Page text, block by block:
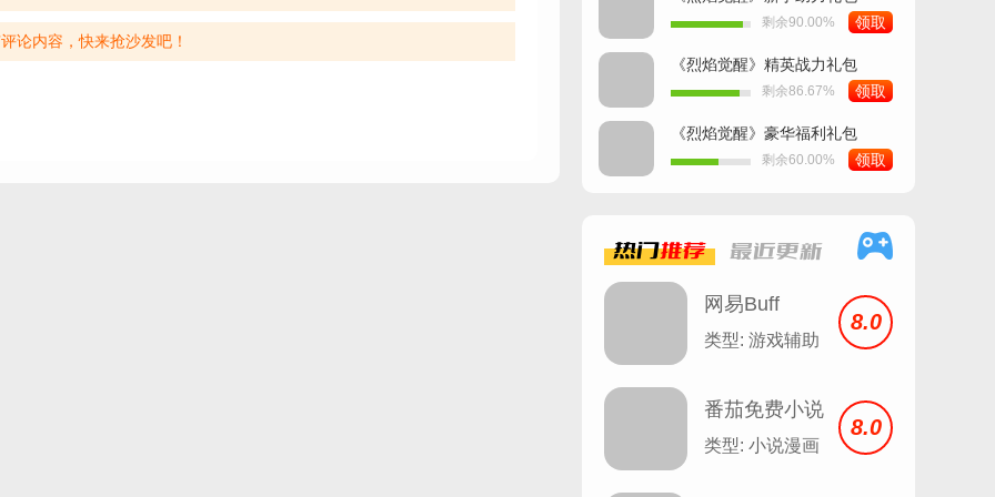
论内容，快来抢沙发吧！
剩余90.00% 领取
《烈焰觉醒》精英战力礼包
剩余86.67% 领取
《烈焰觉醒》豪华福利礼包
剩余60.00% 领取
热门推荐 最近更新
网易Buff
类型: 游戏辅助
8.0
番茄免费小说
安卓
类型: 小说漫画
8.0